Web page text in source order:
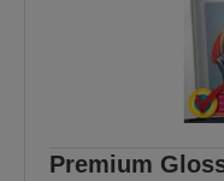
Premium